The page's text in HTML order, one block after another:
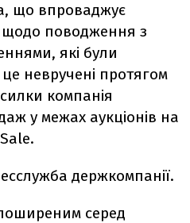
що впроваджує
щодо поводження з
які були
це невручені протягом
компанія
у межах аукціонів на
держкомпанії.
серед